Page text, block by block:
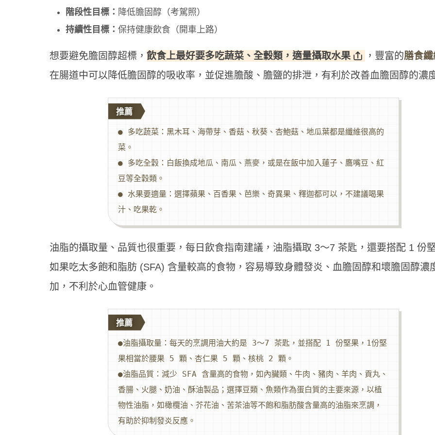
階段性目標： 降低膽固醇（考駕照）
持續性目標：保持健康飲食（開車上路）
想要避免膽固醇超標， 飲食上最好要多吃蔬菜、全穀類，適量攝取水果 ，豐富的膳食
在腸道中可以降低膽固醇的吸收率，並促進膽酸、膽鹽的排泄，有利於改善血膽固醇的濃
推薦
● 多吃蔬菜：黑木耳、海帶芽、香菇、秋葵、杏鮑菇、地瓜葉都是纖維很高的
菜。
● 多吃全穀：白飯換成地瓜、南瓜、燕麥，或是在飯中加入蓮子、鷹嘴豆、紅
豆等全穀類。
● 水果要適量：選擇蘋果、百香果、芭樂、奇異果、釋迦都可以，不建議喝果
汁、吃果乾。
油脂的攝取量、品質也很重要，每日飲食指南建議，油脂攝取 3～7 茶匙，還要搭配 1 份
如果吃太多飽和脂肪 (SFA) 含量較高的食物，容易導致身體發炎、血膽固醇和壞膽固醇濃
加，不利於心血管健康。
推薦
●油脂攝取量：每天的烹調用油大約是 3～7 茶匙，並搭配 1 份堅果，1份堅
果相當於腰果 5 顆、杏仁果 5 顆、核桃 2 顆。
●油脂品質：減少 SFA 含量高的食物，如內臟類、牛肉、豬肉、羊肉、貢丸、
香腸、火腿、奶油、酥油製品；選擇豆類、魚類作為蛋白質的主要來源，以植
物性油脂，如橄欖油、芥花油、苦茶油等不飽和脂肪酸含量高的油脂來烹調，
有助於抑制發炎反應。